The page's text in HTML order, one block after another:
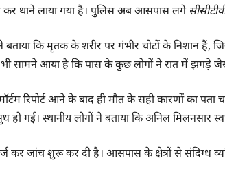
कर थाने लाया गया है। पुलिस अब आसपास लगे
बताया कि मृतक के शरीर पर गंभीर चोटों के निशान हैं,
सामने आया है कि पास के कुछ लोगों ने रात में झगड़े
रिपोर्ट आने के बाद ही मौत के सही कारणों का
गई। स्थानीय लोगों ने बताया कि अनिल मिलनसार
कर जांच शुरू कर दी है। आसपास के क्षेत्रों से संदिग्ध